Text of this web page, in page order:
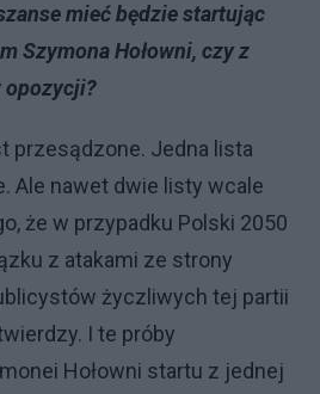
mieć będzie startując
Szymona Hołowni, czy z
opozycji?
przesądzone. Jedna lista
Ale nawet dwie listy wcale
że w przypadku Polski 2050
z atakami ze strony
życzliwych tej partii
I te próby
Hołowni startu z jednej